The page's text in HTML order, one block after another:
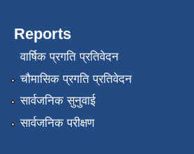
Reports
वार्षिक प्रगति प्रतिवेदन
चौमासिक प्रगति प्रतिवेदन
सार्वजनिक सुनुवाई
सार्वजनिक परीक्षण